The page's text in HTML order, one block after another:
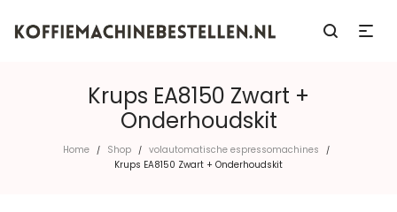
Krups EA8150 Zwart +
Onderhoudskit
Home / Shop / volautomatische espressomachines /
Krups EA8150 Zwart + Onderhoudskit